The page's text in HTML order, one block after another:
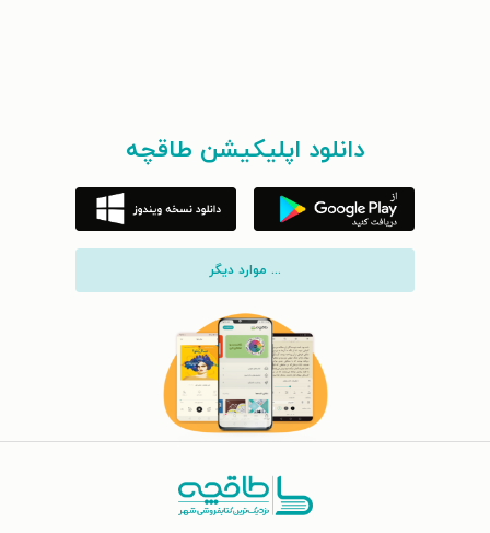
دانلود اپلیکیشن طاقچه
... موارد دیگر